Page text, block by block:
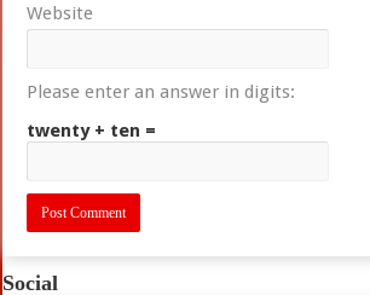
Website
Please enter an answer in digits:
twenty + ten =
Social